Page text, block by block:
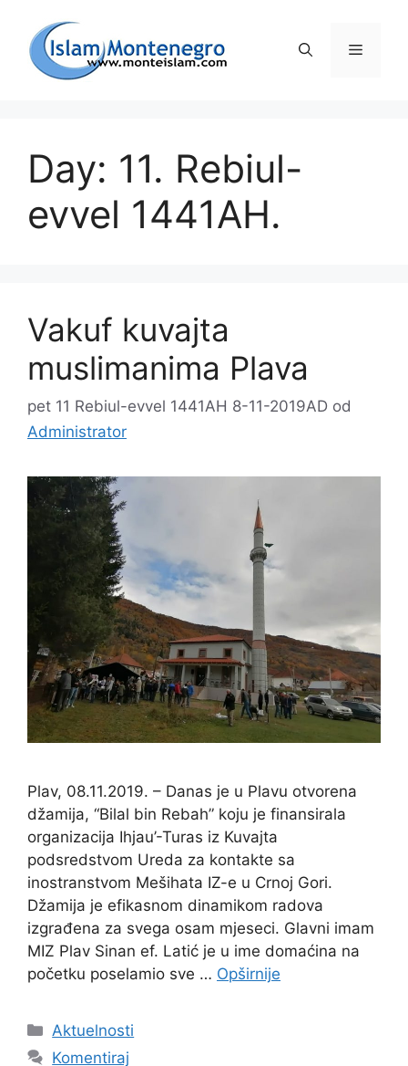
sadržaj
Day: 11. Rebiul-
evvel 1441AH.
Vakuf kuvajta
muslimanima Plava
pet 11 Rebiul-evvel 1441AH 8-11-2019AD od
Administrator
Plav, 08.11.2019. – Danas je u Plavu otvorena
džamija, “Bilal bin Rebah” koju je finansirala
organizacija Ihjau’-Turas iz Kuvajta
podsredstvom Ureda za kontakte sa
inostranstvom Mešihata IZ-e u Crnoj Gori.
Džamija je efikasnom dinamikom radova
izgrađena za svega osam mjeseci. Glavni imam
MIZ Plav Sinan ef. Latić je u ime domaćina na
početku poselamio sve … Opširnije
Kategorije
Aktuelnosti
Komentiraj